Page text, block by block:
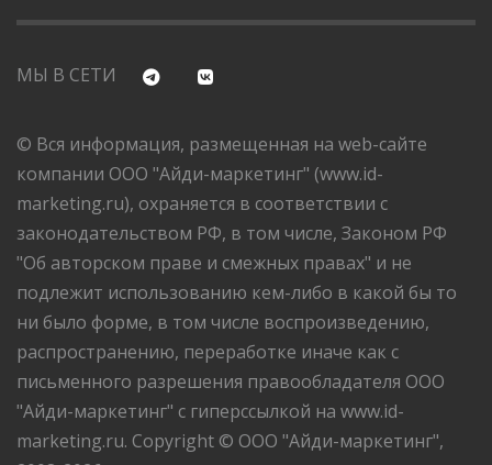
МЫ В СЕТИ
© Вся информация, размещенная на web-сайте
компании ООО "Айди-маркетинг" (www.id-
marketing.ru), охраняется в соответствии с
законодательством РФ, в том числе, Законом РФ
"Об авторском праве и смежных правах" и не
подлежит использованию кем-либо в какой бы то
ни было форме, в том числе воспроизведению,
распространению, переработке иначе как с
письменного разрешения правообладателя ООО
"Айди-маркетинг" с гиперссылкой на www.id-
marketing.ru. Copyright © ООО "Айди-маркетинг",